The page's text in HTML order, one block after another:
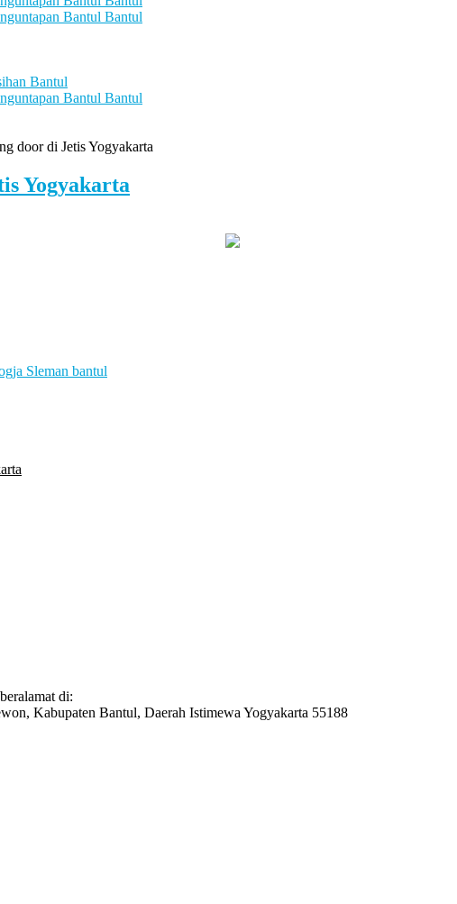
door di Jetis Yogyakarta
Yogyakarta
Sleman bantul
di:
Kabupaten Bantul, Daerah Istimewa Yogyakarta 55188